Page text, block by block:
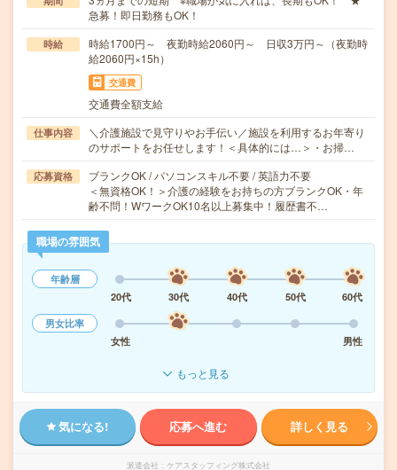
急募！即日勤務もOK！
時給
時給1700円～ 夜勤時給2060円～ 日収3万円～（夜勤時
給2060円×15h）
交通費
交通費全額支給
仕事内容
＼介護施設で見守りやお手伝い／施設を利用するお年寄り
のサポートをお任せします！＜具体的には…＞・お掃…
応募資格
ブランクOK / パソコンスキル不要 / 英語力不要
＜無資格OK！＞介護の経験をお持ちの方ブランクOK・年
齢不問！WワークOK10名以上募集中！履歴書不…
職場の雰囲気
年齢層
20代
30代 40代 50代
60代
男女比率
女性
男性
もっと見る
気になる! 応募へ進む 詳しく見る
派遣会社 ケアスタッフィング株式会社